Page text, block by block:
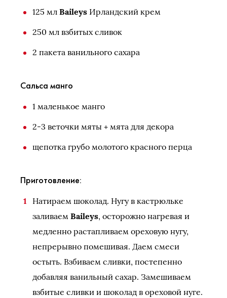
125 мл Baileys Ирландский крем
250 мл взбитых сливок
2 пакета ванильного сахара
Сальса манго
1 маленькое манго
2-3 веточки мяты + мята для декора
щепотка грубо молотого красного перца
Приготовление:
Натираем шоколад. Нугу в кастрюльке
заливаем Baileys, осторожно нагревая и
медленно растапливаем ореховую нугу,
непрерывно помешивая. Даем смеси
остыть. Взбиваем сливки, постепенно
добавляя ванильный сахар. Замешиваем
взбитые сливки и шоколад в ореховой нуге.